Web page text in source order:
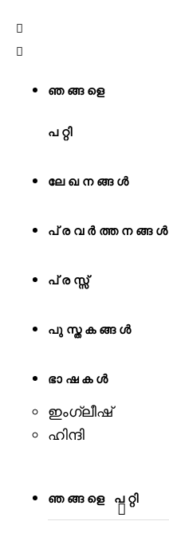
ഞങ്ങളെ
പറ്റി
ലേഖനങ്ങള്‍
പ്രവര്‍ത്തനങ്ങള്‍
പ്രസ്സ്
പുസ്തകങ്ങള്‍
ഭാഷകൾ
ഇംഗ്ലീഷ്
ഹിന്ദി
ഞങ്ങളെ പറ്റി